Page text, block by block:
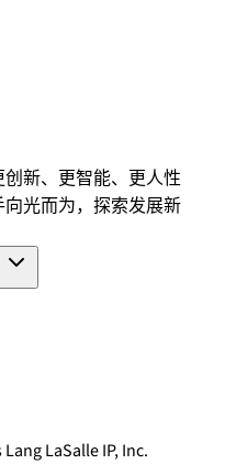
新、更智能、更人性
光而为，探索发展新
LaSalle IP, Inc.